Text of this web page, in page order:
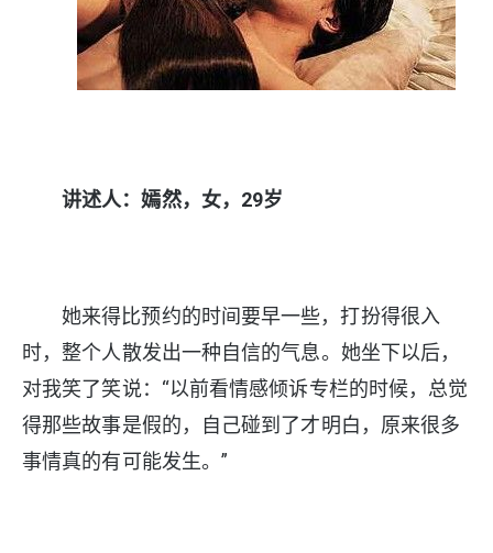
讲述人：嫣然，女，29岁
她来得比预约的时间要早一些，打扮得很入
时，整个人散发出一种自信的气息。她坐下以后，
对我笑了笑说：“以前看情感倾诉专栏的时候，总觉
得那些故事是假的，自己碰到了才明白，原来很多
事情真的有可能发生。”